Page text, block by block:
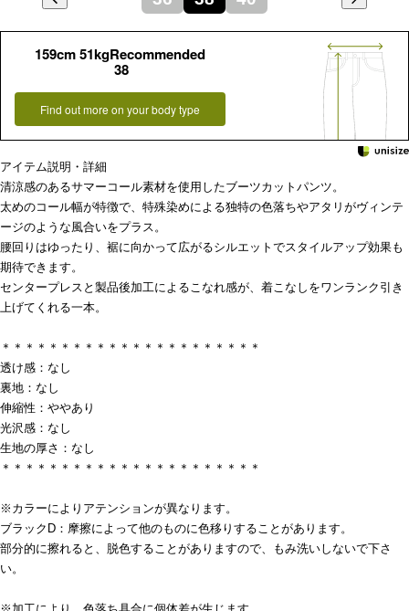
159cm 51kgRecommended
38
Find out more on your body type
アイテム説明・詳細
清涼感のあるサマーコール素材を使用したブーツカットパンツ。
太めのコール幅が特徴で、特殊染めによる独特の色落ちやアタリがヴィンテ
ージのような風合いをプラス。
腰回りはゆったり、裾に向かって広がるシルエットでスタイルアップ効果も
期待できます。
センタープレスと製品後加工によるこなれ感が、着こなしをワンランク引き
上げてくれる一本。
＊＊＊＊＊＊＊＊＊＊＊＊＊＊＊＊＊＊＊＊＊＊
透け感：なし
裏地：なし
伸縮性：ややあり
光沢感：なし
生地の厚さ：なし
＊＊＊＊＊＊＊＊＊＊＊＊＊＊＊＊＊＊＊＊＊＊
※カラーによりアテンションが異なります。
ブラックD：摩擦によって他のものに色移りすることがあります。
部分的に擦れると、脱色することがありますので、もみ洗いしないで下さ
い。